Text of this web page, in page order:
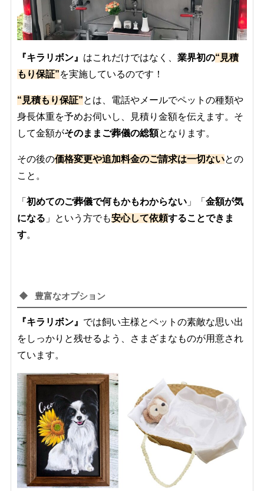
『キラリボン』 はこれだけではなく、 業界初の“見積
もり保証”を実施しているのです！
“見積もり保証”とは、電話やメールでペットの種類や
身長体重を予めお伺いし、見積り金額を伝えます。そ
して金額がそのままご葬儀の総額となります。
その後の価格変更や追加料金のご請求は一切ないとの
こと。
「 初めてのご葬儀で何もかもわからない」「 金額が気
になる 」という方でも安心して依頼することできま
す。
豊富なオプション
『キラリボン』 では飼い主様とペットの素敵な思い出
をしっかりと残せるよう、さまざまなものが用意され
ています。